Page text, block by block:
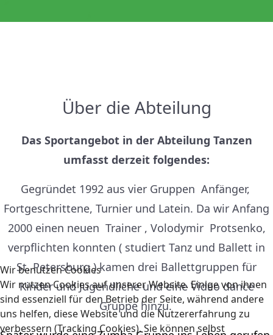
Über die Abteilung
Das Sportangebot in der Abteilung Tanzen
umfasst derzeit folgendes:
Gegründet 1992 aus vier Gruppen Anfänger,
Fortgeschrittene, Turnier und Latein. Da wir Anfang
2000 einen neuen Trainer, Volodymir Protsenko,
verpflichten konnten ( studiert Tanz und Ballett in
St.Petersburg )kamen drei Ballettgruppen für
Kinder und Jugendliche und eine Videodance
Gruppe hinzu.
Wir benutzen Cookies
Wir nutzen Cookies auf unserer Website. Einige von ihnen
sind essenziell für den Betrieb der Seite, während andere
uns helfen, diese Website und die Nutzererfahrung zu
verbessern (Tracking Cookies). Sie können selbst